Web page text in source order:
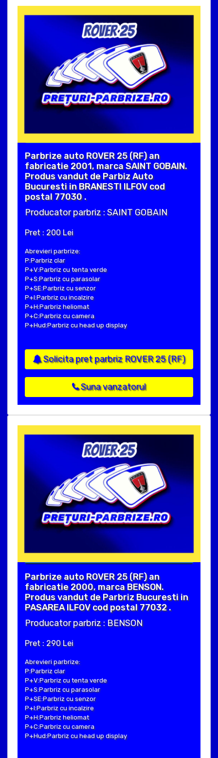
Parbrize auto ROVER 25 (RF) an
fabricatie 2001, marca SAINT GOBAIN.
Produs vandut de Parbiz Auto
Bucuresti in BRANESTI ILFOV cod
postal 77030 .
Producator parbriz : SAINT GOBAIN
Pret : 200 Lei
Abrevieri parbrize:
P:Parbriz clar
P+V:Parbriz cu tenta verde
P+S:Parbriz cu parasolar
P+SE:Parbriz cu senzor
P+I:Parbriz cu incalzire
P+H:Parbriz heliomat
P+C:Parbriz cu camera
P+Hud:Parbriz cu head up display
Solicita pret parbriz ROVER 25 (RF)
Suna vanzatorul
Parbrize auto ROVER 25 (RF) an
fabricatie 2000, marca BENSON.
Produs vandut de Parbriz Bucuresti in
PASAREA ILFOV cod postal 77032 .
Producator parbriz : BENSON
Pret : 290 Lei
Abrevieri parbrize:
P:Parbriz clar
P+V:Parbriz cu tenta verde
P+S:Parbriz cu parasolar
P+SE:Parbriz cu senzor
P+I:Parbriz cu incalzire
P+H:Parbriz heliomat
P+C:Parbriz cu camera
P+Hud:Parbriz cu head up display